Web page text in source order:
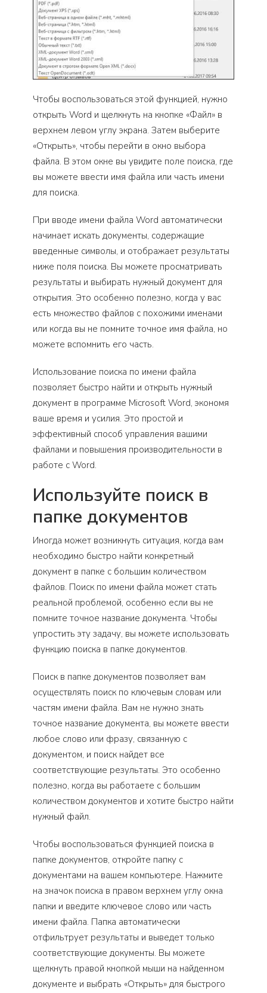
Чтобы воспользоваться этой функцией, нужно
открыть Word и щелкнуть на кнопке «Файл» в
верхнем левом углу экрана. Затем выберите
«Открыть», чтобы перейти в окно выбора
файла. В этом окне вы увидите поле поиска, где
вы можете ввести имя файла или часть имени
для поиска.
При вводе имени файла Word автоматически
начинает искать документы, содержащие
введенные символы, и отображает результаты
ниже поля поиска. Вы можете просматривать
результаты и выбирать нужный документ для
открытия. Это особенно полезно, когда у вас
есть множество файлов с похожими именами
или когда вы не помните точное имя файла, но
можете вспомнить его часть.
Использование поиска по имени файла
позволяет быстро найти и открыть нужный
документ в программе Microsoft Word, экономя
ваше время и усилия. Это простой и
эффективный способ управления вашими
файлами и повышения производительности в
работе с Word.
Используйте поиск в
папке документов
Иногда может возникнуть ситуация, когда вам
необходимо быстро найти конкретный
документ в папке с большим количеством
файлов. Поиск по имени файла может стать
реальной проблемой, особенно если вы не
помните точное название документа. Чтобы
упростить эту задачу, вы можете использовать
функцию поиска в папке документов.
Поиск в папке документов позволяет вам
осуществлять поиск по ключевым словам или
частям имени файла. Вам не нужно знать
точное название документа, вы можете ввести
любое слово или фразу, связанную с
документом, и поиск найдет все
соответствующие результаты. Это особенно
полезно, когда вы работаете с большим
количеством документов и хотите быстро найти
нужный файл.
Чтобы воспользоваться функцией поиска в
папке документов, откройте папку с
документами на вашем компьютере. Нажмите
на значок поиска в правом верхнем углу окна
папки и введите ключевое слово или часть
имени файла. Папка автоматически
отфильтрует результаты и выведет только
соответствующие документы. Вы можете
щелкнуть правой кнопкой мыши на найденном
документе и выбрать «Открыть» для быстрого